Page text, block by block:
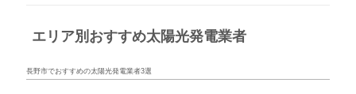
エリア別おすすめ太陽光発電業者
長野市でおすすめの太陽光発電業者3選